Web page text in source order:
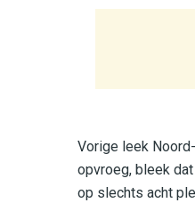
Vorige leek
opvroeg, bleek
op slechts acht